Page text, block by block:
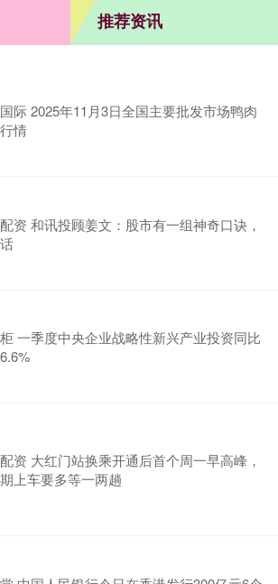
推荐资讯
际 2025年11月3日全国主要批发市场鸭肉
情
资 和讯投顾姜文：股市有一组神奇口诀，
一季度中央企业战略性新兴产业投资同比
资 大红门站换乘开通后首个周一早高峰，
上车要多等一两趟